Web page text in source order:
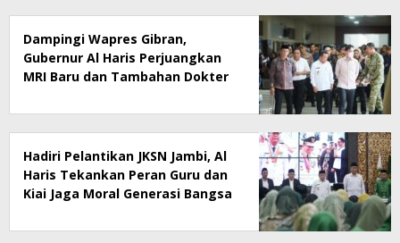
Dampingi Wapres Gibran,
Gubernur Al Haris Perjuangkan
MRI Baru dan Tambahan Dokter
Mattaher
Hadiri Pelantikan JKSN Jambi, Al
Haris Tekankan Peran Guru dan
Kiai Jaga Moral Generasi Bangsa